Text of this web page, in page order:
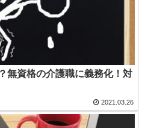
無資格の介護職に義務化！対
2021.03.26